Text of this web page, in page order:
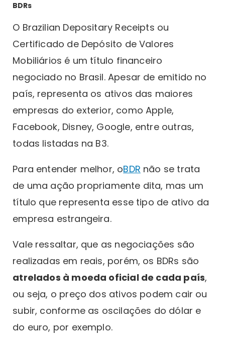
BDRs
O Brazilian Depositary Receipts ou
Certificado de Depósito de Valores
Mobiliários é um título financeiro
negociado no Brasil. Apesar de emitido no
país, representa os ativos das maiores
empresas do exterior, como Apple,
Facebook, Disney, Google, entre outras,
todas listadas na B3.
Para entender melhor, oBDR não se trata
de uma ação propriamente dita, mas um
título que representa esse tipo de ativo da
empresa estrangeira.
Vale ressaltar, que as negociações são
realizadas em reais, porém, os BDRs são
atrelados à moeda oficial de cada país,
ou seja, o preço dos ativos podem cair ou
subir, conforme as oscilações do dólar e
do euro, por exemplo.